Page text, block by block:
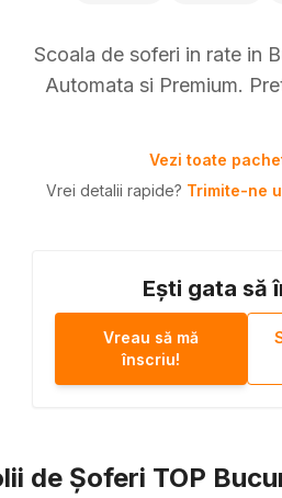
Scoala de soferi in rate in
Automata si Premium.
Vezi toate
Vrei detalii rapide? Trimite-ne
Ești gata să
Vreau să mă
înscriu!
de Șoferi TOP